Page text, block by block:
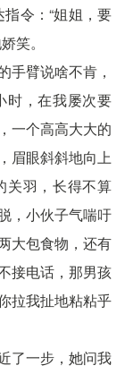
令：“姐姐，要
笑。
手臂说啥不肯，
时，在我屡次要
一个高高大大的
眉眼斜斜地向上
关羽，长得不算
，小伙子气喘吁
大包食物，还有
接电话，那男孩
拉我扯地粘粘乎
了一步，她问我